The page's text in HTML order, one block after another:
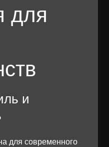
для
и
для современного